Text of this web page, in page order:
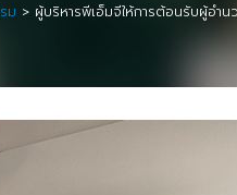
ม > ผู้บริหารพีเอ็มจีให้การต้อนรับผู้อำ